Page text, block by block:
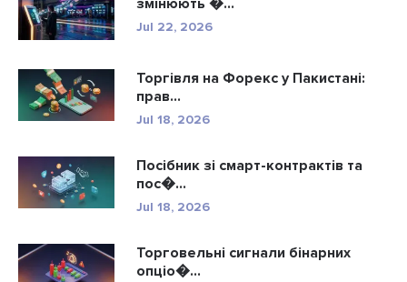
Jul 22, 2026
Торгівля на Форекс у Пакистані:
прав...
Jul 18, 2026
Посібник зі смарт-контрактів та
пос�...
Jul 18, 2026
Торговельні сигнали бінарних
опціо�...